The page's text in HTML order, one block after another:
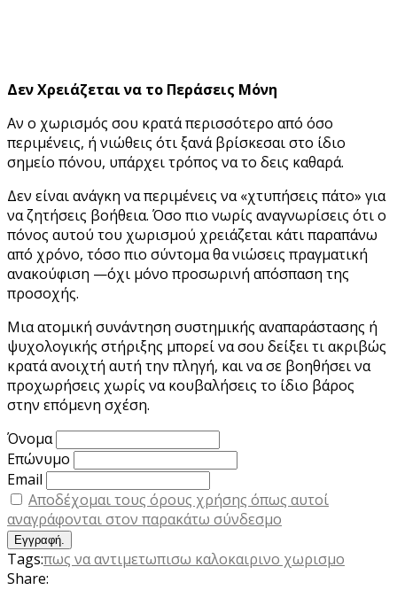
Δεν Χρειάζεται να το Περάσεις Μόνη
Αν ο χωρισμός σου κρατά περισσότερο από όσο
περιμένεις, ή νιώθεις ότι ξανά βρίσκεσαι στο ίδιο
σημείο πόνου, υπάρχει τρόπος να το δεις καθαρά.
Δεν είναι ανάγκη να περιμένεις να «χτυπήσεις πάτο» για
να ζητήσεις βοήθεια. Όσο πιο νωρίς αναγνωρίσεις ότι ο
πόνος αυτού του χωρισμού χρειάζεται κάτι παραπάνω
από χρόνο, τόσο πιο σύντομα θα νιώσεις πραγματική
ανακούφιση —όχι μόνο προσωρινή απόσπαση της
προσοχής.
Μια ατομική συνάντηση συστημικής αναπαράστασης ή
ψυχολογικής στήριξης μπορεί να σου δείξει τι ακριβώς
κρατά ανοιχτή αυτή την πληγή, και να σε βοηθήσει να
προχωρήσεις χωρίς να κουβαλήσεις το ίδιο βάρος
στην επόμενη σχέση.
Όνομα
Επώνυμο
Email
Αποδέχομαι τους όρους χρήσης όπως αυτοί
αναγράφονται στον παρακάτω σύνδεσμο
Tags:πως να αντιμετωπισω καλοκαιρινο χωρισμο
Share: